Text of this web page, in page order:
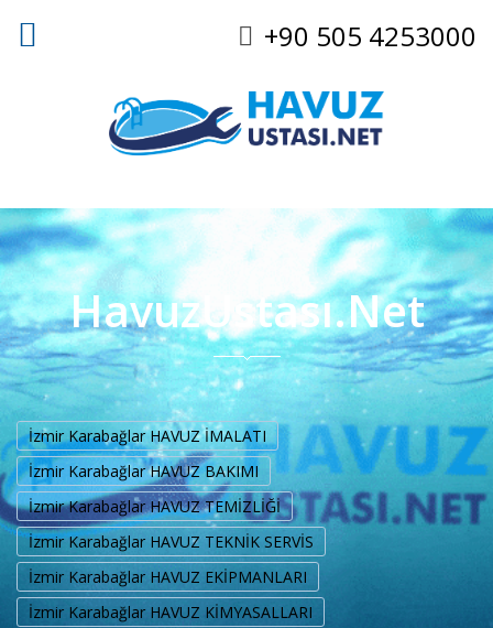
+90 505 4253000
HavuzUstası.Net
İzmir Karabağlar HAVUZ İMALATI
İzmir Karabağlar HAVUZ BAKIMI
İzmir Karabağlar HAVUZ TEMİZLİĞİ
İzmir Karabağlar HAVUZ TEKNİK SERVİS
İzmir Karabağlar HAVUZ EKİPMANLARI
İzmir Karabağlar HAVUZ KİMYASALLARI